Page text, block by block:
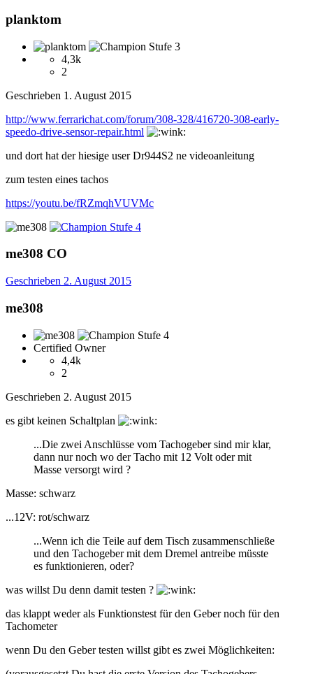
planktom
4,3k
2
Geschrieben 1. August 2015
http://www.ferrarichat.com/forum/308-328/416720-308-early-
speedo-drive-sensor-repair.html
und dort hat der hiesige user Dr944S2 ne videoanleitung
zum testen eines tachos
https://youtu.be/fRZmqhVUVMc
me308 CO
Geschrieben 2. August 2015
me308
Certified Owner
4,4k
2
Geschrieben 2. August 2015
es gibt keinen Schaltplan
...Die zwei Anschlüsse vom Tachogeber sind mir klar,
dann nur noch wo der Tacho mit 12 Volt oder mit
Masse versorgt wird ?
Masse: schwarz
...12V: rot/schwarz
...Wenn ich die Teile auf dem Tisch zusammenschließe
und den Tachogeber mit dem Dremel antreibe müsste
es funktionieren, oder?
was willst Du denn damit testen ?
das klappt weder als Funktionstest für den Geber noch für den
Tachometer
wenn Du den Geber testen willst gibt es zwei Möglichkeiten: